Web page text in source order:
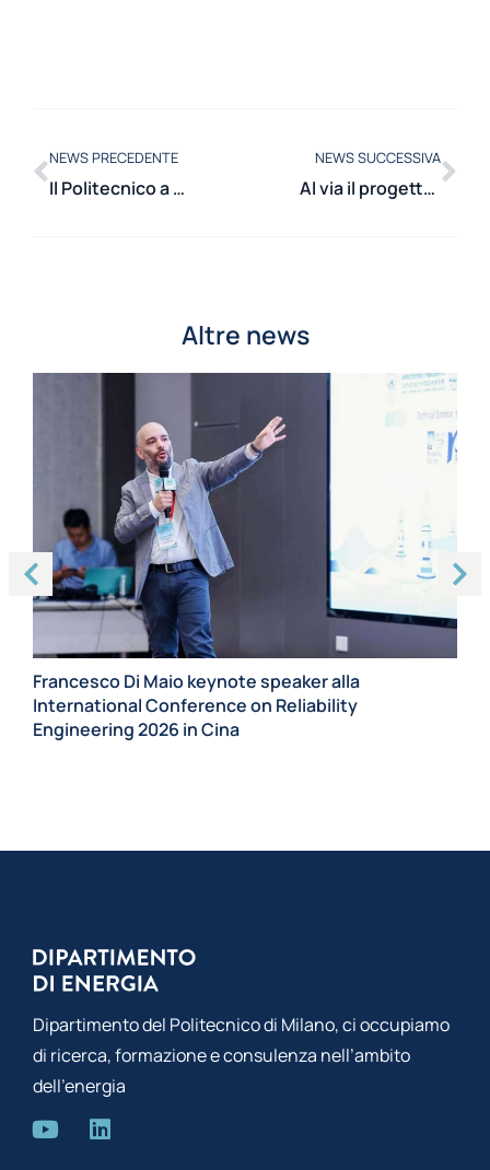
NEWS PRECEDENTE
Il Politecnico a Mombasa con un workshop sull’energia
NEWS SUCCESSIVA
Al via il progetto MIMO
Altre news
Francesco Di Maio keynote speaker alla
International Conference on Reliability
Engineering 2026 in Cina
Dipartimento del Politecnico di Milano, ci occupiamo
di ricerca, formazione e consulenza nell’ambito
dell’energia